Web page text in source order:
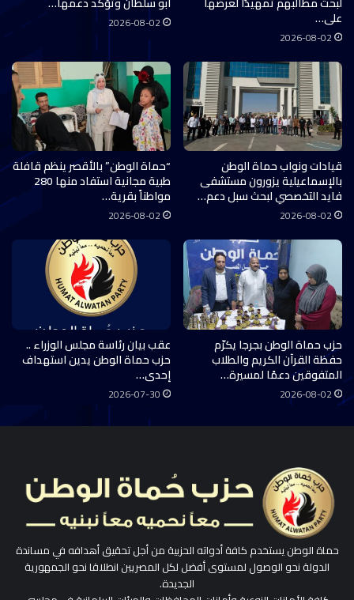
على…
2026-08-02
2026-08-02
قيادات ونواب حماة الوطن
بالإسماعيلية يزورون مستشفى
فايد التخصصي لبحث سبل دعم…
2026-08-02
“حماة الوطن” بالأقصر ينظم قافلة
طبية مجانية استفاد منها 280
مواطناً بقرية…
2026-08-02
حزب حماة الوطن بجرجا يكرّم
حفظة القرآن الكريم والطلاب
المتفوقين دعمًا لمسيرة…
2026-08-02
عقب بيان رئاسة مجلس الوزراء ..
حزب حماة الوطن يدين استهداف
إحدى…
2026-07-30
حماة الوطن يستخدم كافة أدواته الحزبية من أجل تحقيق أهدافه في مساندة
الدولة نحو الوصول لمستوى أفضل لكل المصريين انطلاقا نحو الجمهورية
الجديدة.